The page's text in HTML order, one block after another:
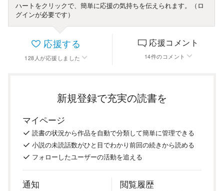
ハートをクリックで、簡単に応援の気持ちを伝えられます。（ロ
グインが必要です）
応援する
128 人が応援しました
応援コメント
14件のコメント
新規登録で充実の読書を
マイページ
読書の状況から作品を自動で分類して簡単に管理できる
小説の未読話数がひと目でわかり前回の続きから読める
フォローしたユーザーの活動を追える
通知 閲覧履歴